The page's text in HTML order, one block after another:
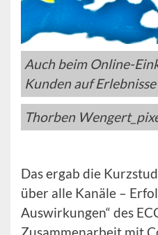
Auch beim Online-
Kunden auf
Thorben
Das ergab die
über alle Kanäle –
Auswirkungen“ des